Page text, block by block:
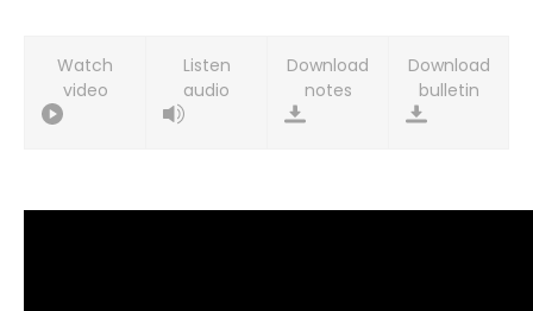
Watch
video
Listen
audio
Download
notes
Download
bulletin